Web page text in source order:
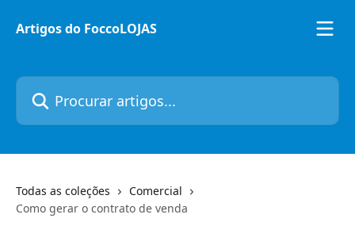
Artigos do FoccoLOJAS
Procurar artigos...
Todas as coleções
Comercial
Como gerar o contrato de venda